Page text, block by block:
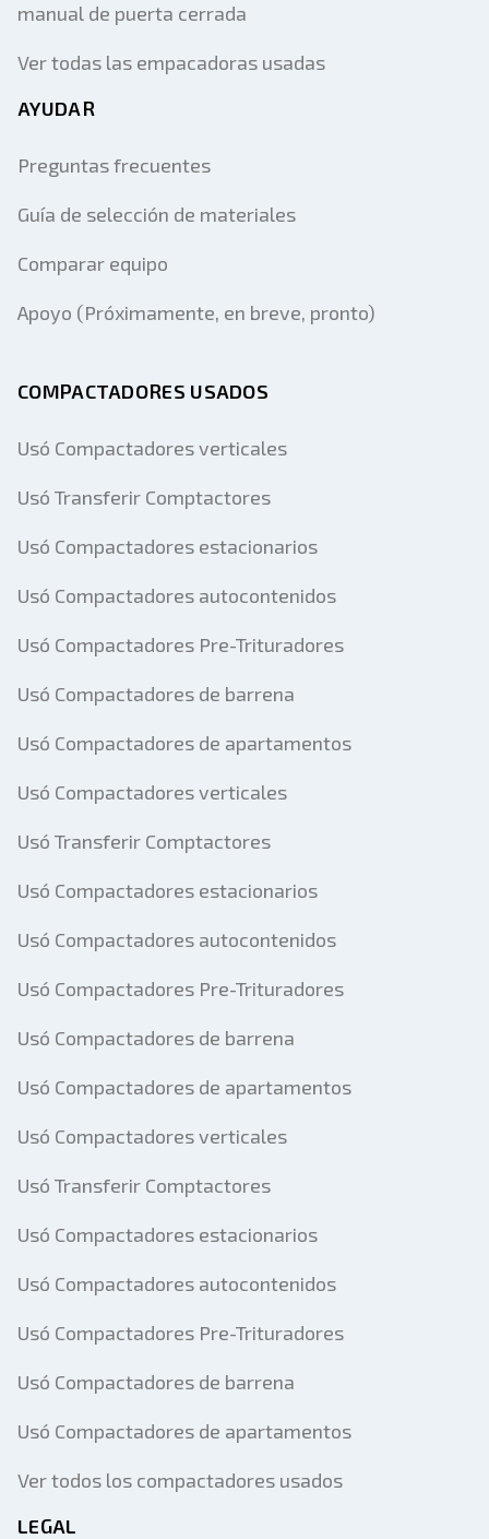
manual de puerta cerrada
Ver todas las empacadoras usadas
AYUDAR
Preguntas frecuentes
Guía de selección de materiales
Comparar equipo
Apoyo (Próximamente, en breve, pronto)
COMPACTADORES USADOS
Usó Compactadores verticales
Usó Transferir Comptactores
Usó Compactadores estacionarios
Usó Compactadores autocontenidos
Usó Compactadores Pre-Trituradores
Usó Compactadores de barrena
Usó Compactadores de apartamentos
Usó Compactadores verticales
Usó Transferir Comptactores
Usó Compactadores estacionarios
Usó Compactadores autocontenidos
Usó Compactadores Pre-Trituradores
Usó Compactadores de barrena
Usó Compactadores de apartamentos
Usó Compactadores verticales
Usó Transferir Comptactores
Usó Compactadores estacionarios
Usó Compactadores autocontenidos
Usó Compactadores Pre-Trituradores
Usó Compactadores de barrena
Usó Compactadores de apartamentos
Ver todos los compactadores usados
LEGAL